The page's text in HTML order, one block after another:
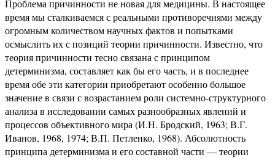
Проблема причинности не новая для медицины. В настоящее
время мы сталкиваемся с реальными противоречиями между
огромным количеством научных фактов и попытками
осмыслить их с позиций теории причинности. Известно, что
теория причинности тесно связана с принципом
детерминизма, составляет как бы его часть, и в последнее
время обе эти категории приобретают особенно большое
значение в связи с возрастанием роли системно-структурного
анализа в исследовании самых разнообразных явлений и
процессов объективного мира (И.Н. Бродский, 1963; В.Г.
Иванов, 1968, 1974; В.П. Петленко, 1968). Абсолютность
принципа детерминизма и его составной части — теории